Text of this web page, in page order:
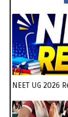
NEET UG 2026